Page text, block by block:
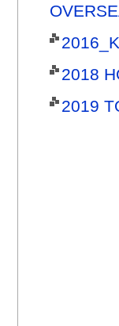
2018
2019